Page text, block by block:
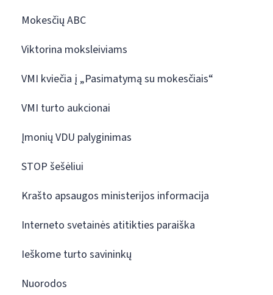
Mokesčių ABC
Viktorina moksleiviams
VMI kviečia į „Pasimatymą su mokesčiais“
VMI turto aukcionai
Įmonių VDU palyginimas
STOP šešėliui
Krašto apsaugos ministerijos informacija
Interneto svetainės atitikties paraiška
Ieškome turto savininkų
Nuorodos